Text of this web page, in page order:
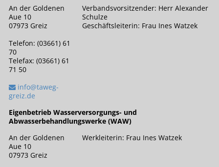
An der Goldenen
Aue 10
07973 Greiz
Telefon: (03661) 61
70
Telefax: (03661) 61
71 50
info@taweg-
greiz.de
Verbandsvorsitzender: Herr Alexander
Schulze
Geschäftsleiterin: Frau Ines Watzek
Eigenbetrieb Wasserversorgungs- und
Abwasserbehandlungswerke (WAW)
An der Goldenen
Aue 10
07973 Greiz
Werkleiterin: Frau Ines Watzek